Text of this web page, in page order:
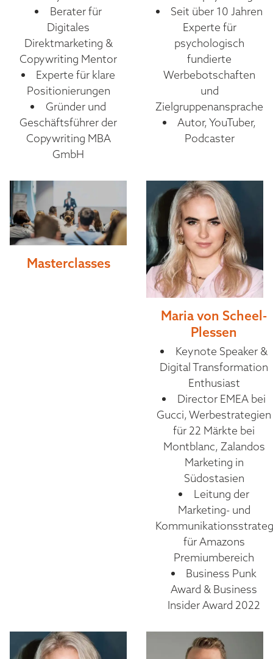
Berater für
Digitales
Direktmarketing &
Copywriting Mentor
Experte für klare
Positionierungen
Gründer und
Geschäftsführer der
Copywriting MBA
GmbH
Seit über 10 Jahren
Experte für
psychologisch
fundierte
Werbebotschaften
und
Zielgruppenansprache
Autor, YouTuber,
Podcaster
Masterclasses
Maria von Scheel-
Plessen
Keynote Speaker &
Digital Transformation
Enthusiast
Director EMEA bei
Gucci, Werbestrategien
für 22 Märkte bei
Montblanc, Zalandos
Marketing in
Südostasien
Leitung der
Marketing- und
für Amazons
Premiumbereich
Business Punk
Award & Business
Insider Award 2022